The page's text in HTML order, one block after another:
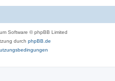
Software © phpBB Limited
durch phpBB.de